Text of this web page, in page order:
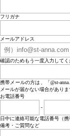
フリガナ
メールアドレス
確認のためもう一度入力してく
携帯メールの方は、「@st-
メールが届かない場合がありま
お電話番号
-
日中に連絡可能な電話番号（
備考・ご質問など